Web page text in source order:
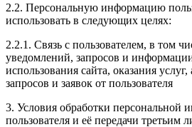
2.2. Персональную информацию
использовать в следующих целях:
2.2.1. Связь с пользователем, в том
уведомлений, запросов и
использования сайта, оказания
запросов и заявок от пользователя
3. Условия обработки персональной
пользователя и её передачи третьим